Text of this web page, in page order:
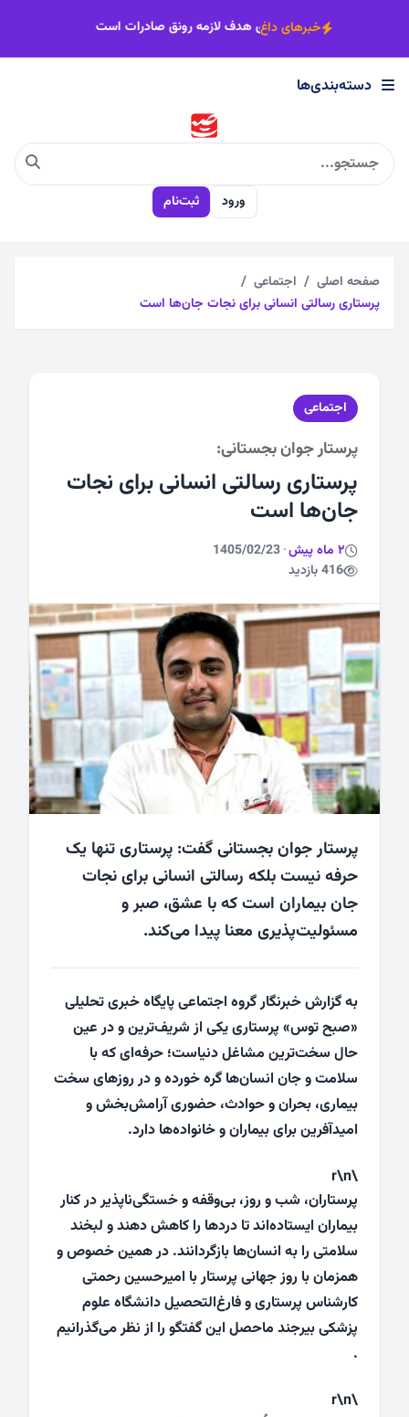
×
دسته‌بندی‌ها
اجتماعی
چندرسانه
فرهنگی
ورزشی
خبرهای داغ شناخت بازارهای هدف لازمه رونق
دسته‌بندی‌ها
ورود ثبت‌نام
صفحه اصلی
اجتماعی
پرستاری رسالتی انسانی برای نجات جان‌ها است
اجتماعی
پرستار جوان بجستانی:
پرستاری رسالتی انسانی برای نجات
جان‌ها است
2 ماه پیش ·
1405/02/23
416 بازدید
پرستار جوان بجستانی گفت: پرستاری تنها یک
حرفه نیست بلکه رسالتی انسانی برای نجات
جان بیماران است که با عشق، صبر و
مسئولیت‌پذیری معنا پیدا می‌کند.
به گزارش خبرنگار گروه اجتماعی پایگاه خبری تحلیلی
«صبح توس» پرستاری یکی از شریف‌ترین و در عین
حال سخت‌ترین مشاغل دنیاست؛ حرفه‌ای که با
سلامت و جان انسان‌ها گره خورده و در روزهای سخت
بیماری، بحران و حوادث، حضوری آرامش‌بخش و
امیدآفرین برای بیماران و خانواده‌ها دارد.
\r\n
پرستاران، شب و روز، بی‌وقفه و خستگی‌ناپذیر در کنار
بیماران ایستاده‌اند تا دردها را کاهش دهند و لبخند
سلامتی را به انسان‌ها بازگردانند. در همین خصوص و
همزمان با روز جهانی پرستار با امیرحسین رحمتی
کارشناس پرستاری و فارغ‌التحصیل دانشگاه علوم
پزشکی بیرجند ماحصل این گفتگو را از نظر می‌گذرانیم
.
\r\n